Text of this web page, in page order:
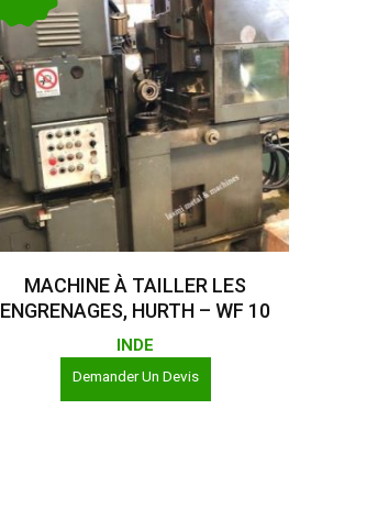
Lire La Suite
MACHINE À TAILLER LES
ENGRENAGES, HURTH – WF 10
INDE
Demander Un Devis